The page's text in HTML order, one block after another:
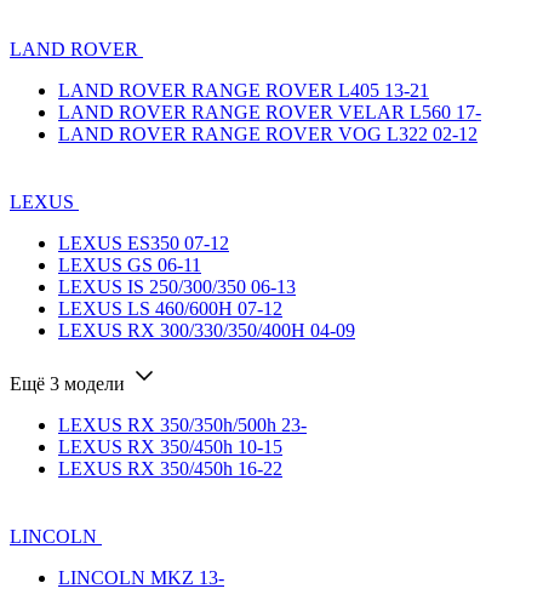
LAND ROVER
LAND ROVER RANGE ROVER L405 13-21
LAND ROVER RANGE ROVER VELAR L560 17-
LAND ROVER RANGE ROVER VOG L322 02-12
LEXUS
LEXUS ES350 07-12
LEXUS GS 06-11
LEXUS IS 250/300/350 06-13
LEXUS LS 460/600H 07-12
LEXUS RX 300/330/350/400H 04-09
Ещё 3 модели
LEXUS RX 350/350h/500h 23-
LEXUS RX 350/450h 10-15
LEXUS RX 350/450h 16-22
LINCOLN
LINCOLN MKZ 13-